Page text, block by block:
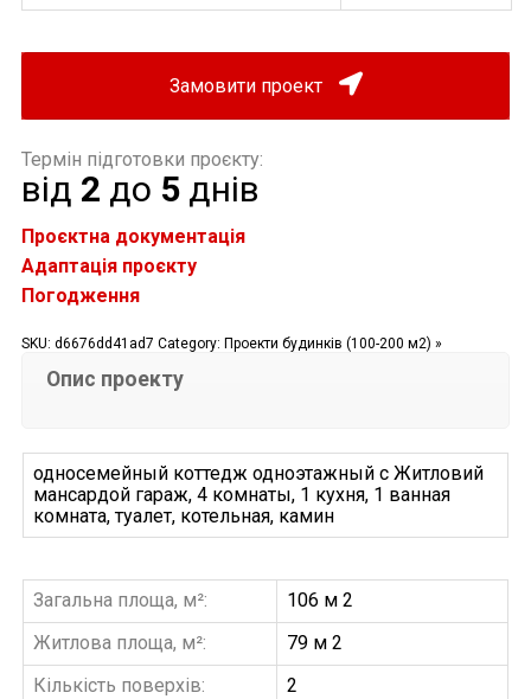
Замовити проект
Термін підготовки проєкту:
від 2 до 5 днів
Проєктна документація
Адаптація проєкту
Погодження
SKU: d6676dd41ad7 Category: Проекти будинків (100-200 м2) »
Опис проекту
односемейный коттедж одноэтажный с Житловий
мансардой гараж, 4 комнаты, 1 кухня, 1 ванная
комната, туалет, котельная, камин
Загальна площа, м²:
106 м 2
Житлова площа, м²:
79 м 2
Кількість поверхів:
2